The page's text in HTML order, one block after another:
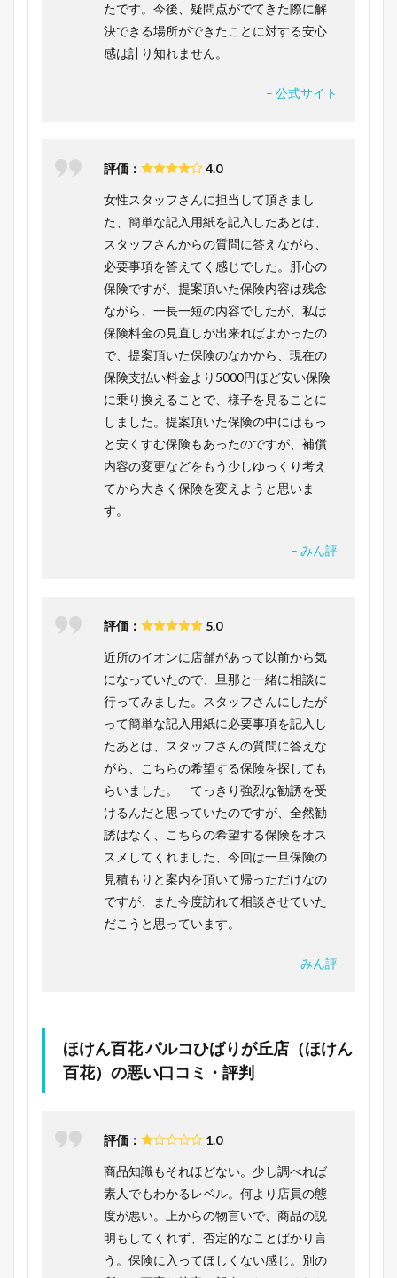
たです。今後、疑問点がでてきた際に解
決できる場所ができたことに対する安心
感は計り知れません。
– 公式サイト
評価： 4.0
女性スタッフさんに担当して頂きまし
た、簡単な記入用紙を記入したあとは、
スタッフさんからの質問に答えながら、
必要事項を答えてく感じでした。肝心の
保険ですが、提案頂いた保険内容は残念
ながら、一長一短の内容でしたが、私は
保険料金の見直しが出来ればよかったの
で、提案頂いた保険のなかから、現在の
保険支払い料金より5000円ほど安い保険
に乗り換えることで、様子を見ることに
しました。提案頂いた保険の中にはもっ
と安くすむ保険もあったのですが、補償
内容の変更などをもう少しゆっくり考え
てから大きく保険を変えようと思いま
す。
– みん評
評価： 5.0
近所のイオンに店舗があって以前から気
になっていたので、旦那と一緒に相談に
行ってみました。スタッフさんにしたが
って簡単な記入用紙に必要事項を記入し
たあとは、スタッフさんの質問に答えな
がら、こちらの希望する保険を探しても
らいました。 てっきり強烈な勧誘を受
けるんだと思っていたのですが、全然勧
誘はなく、こちらの希望する保険をオス
スメしてくれました、今回は一旦保険の
見積もりと案内を頂いて帰っただけなの
ですが、また今度訪れて相談させていた
だこうと思っています。
– みん評
ほけん百花 パルコひばりが丘店（ほけん
百花）の悪い口コミ・評判
評価： 1.0
商品知識もそれほどない。少し調べれば
素人でもわかるレベル。何より店員の態
度が悪い。上からの物言いで、商品の説
明もしてくれず、否定的なことばかり言
う。保険に入ってほしくない感じ。別の